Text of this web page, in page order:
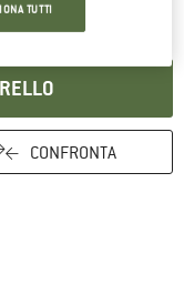
apre in una casella
CONFRONTA
politica di recesso qui
TUTTI